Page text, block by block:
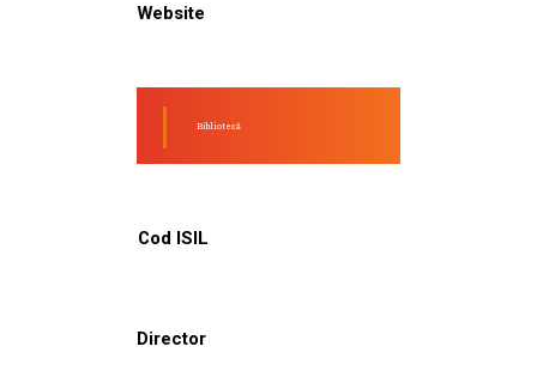
Website
Bibliotecă
Cod ISIL
Director